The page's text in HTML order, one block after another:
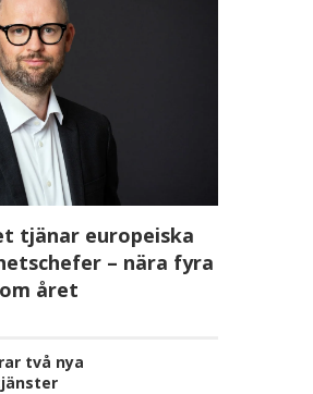
tjänar europeiska
– nära fyra
året
två nya